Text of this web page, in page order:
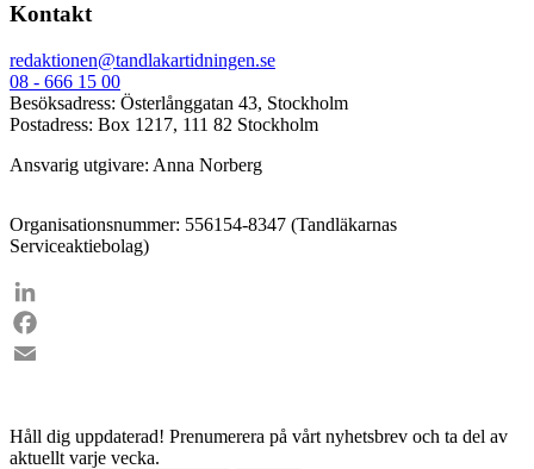
Kontakt
redaktionen@tandlakartidningen.se
08 - 666 15 00
Besöksadress: Österlånggatan 43, Stockholm
Postadress: Box 1217, 111 82 Stockholm
Ansvarig utgivare: Anna Norberg
Organisationsnummer: 556154-8347 (Tandläkarnas
Serviceaktiebolag)
LinkedIn
Facebook
Håll dig uppdaterad! Prenumerera på vårt nyhetsbrev och ta del av
aktuellt varje vecka.